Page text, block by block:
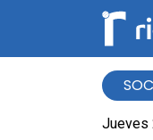
Jueves